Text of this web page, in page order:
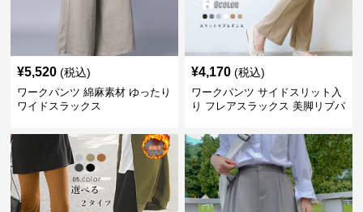
¥5,520 (税込)
ワークパンツ 綿麻素材 ゆったり
ワイドスラックス
¥4,170 (税込)
ワークパンツ サイドスリット入
り フレアスラックス 美脚リブパ